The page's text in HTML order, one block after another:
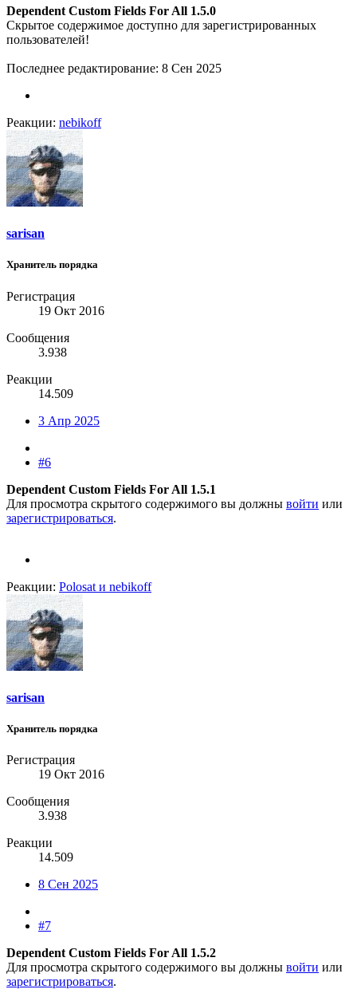
Dependent Custom Fields For All 1.5.0
Скрытое содержимое доступно для зарегистрированных
пользователей!
Последнее редактирование: 8 Сен 2025
Реакции: nebikoff
sarisan
Хранитель порядка
Регистрация
19 Окт 2016
Сообщения
3.938
Реакции
14.509
3 Апр 2025
#6
Dependent Custom Fields For All 1.5.1
Для просмотра скрытого содержимого вы должны войти или
зарегистрироваться.
Реакции: Polosat и nebikoff
sarisan
Хранитель порядка
Регистрация
19 Окт 2016
Сообщения
3.938
Реакции
14.509
8 Сен 2025
#7
Dependent Custom Fields For All 1.5.2
Для просмотра скрытого содержимого вы должны войти или
зарегистрироваться.